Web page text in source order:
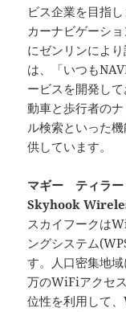
ビス企業を目指
カーナビゲーシ
にゼンリンによ
は、「いつも
ービスを開発し
動車と歩行者の
ル検索といった
供しています。
マギー ティラ
Skyhook
スカイフークは
ングシステム
す。人口密集地
万のWiFiアクセ
位性を利用して